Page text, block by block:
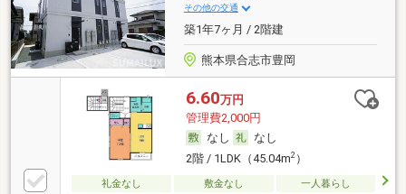
その他の交通
築1年7ヶ月 / 2階建
熊本県合志市豊岡
6.60万円
管理費2,000円
なし
なし
2階 / 1LDK（45.04m2）
礼金なし 敷金なし
一人暮らし